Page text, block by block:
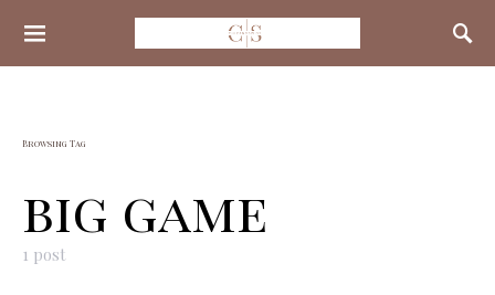
Search for:
Browsing Tag
big game
1 post